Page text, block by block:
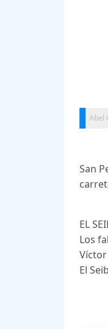
Abel
San
EL
Los
El